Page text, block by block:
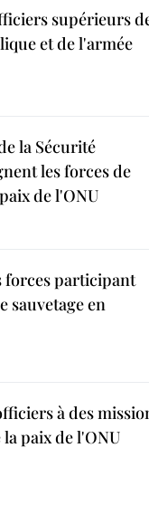
supérieurs
et de l'armée
la Sécurité
les forces de
de l'ONU
forces participant
sauvetage en
à des
paix de l'ONU